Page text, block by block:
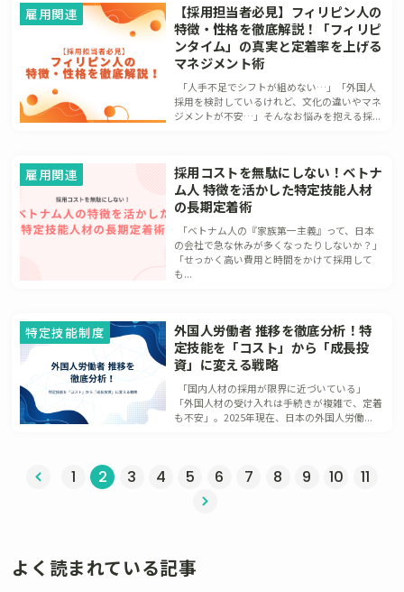
雇用関連
【採用担当者必見】フィリピン人の
特徴・性格を徹底解説！「フィリピ
ンタイム」の真実と定着率を上げる
マネジメント術
「人手不足でシフトが組めない…」「外国人
採用を検討しているけれど、文化の違いやマネ
ジメントが不安…」そんなお悩みを抱える採...
雇用関連
採用コストを無駄にしない！ベトナ
ム人 特徴を活かした特定技能人材
の長期定着術
「ベトナム人の『家族第一主義』って、日本
の会社で急な休みが多くなったりしないか？」
「せっかく高い費用と時間をかけて採用して
も...
特定技能制度
外国人労働者 推移を徹底分析！特
定技能を「コスト」から「成長投
資」に変える戦略
「国内人材の採用が限界に近づいている」
「外国人材の受け入れは手続きが複雑で、定着
も不安」。2025年現在、日本の外国人労働...
1 2 3 4 5 6 7 8 9 10
11
よく読まれている記事